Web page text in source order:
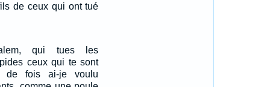
de ceux qui ont tué
qui tues les
ceux qui te sont
de fois ai-je voulu